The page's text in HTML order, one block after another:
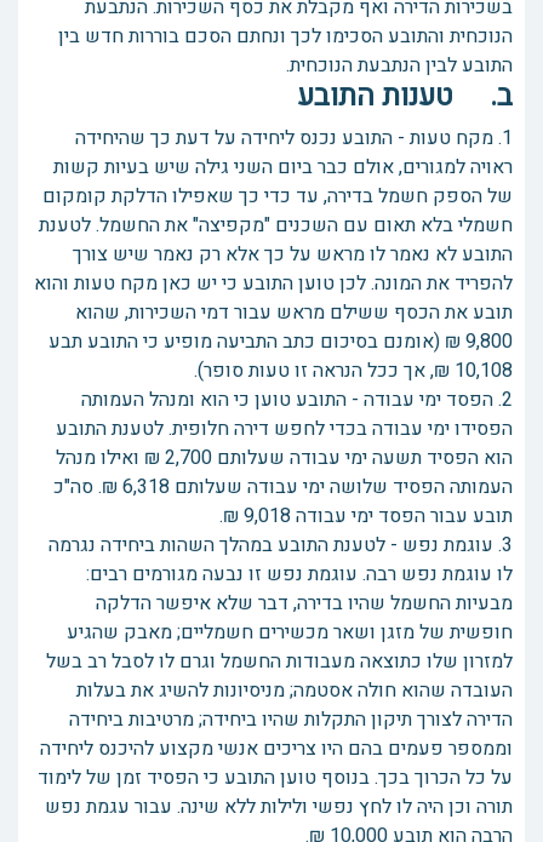
בשכירות הדירה ואף מקבלת את כסף השכירות. הנתבעת
הנוכחית והתובע הסכימו לכך ונחתם הסכם בוררות חדש בין
התובע לבין הנתבעת הנוכחית.
ב. טענות התובע
1. מקח טעות - התובע נכנס ליחידה על דעת כך שהיחידה
ראויה למגורים, אולם כבר ביום השני גילה שיש בעיות קשות
של הספק חשמל בדירה, עד כדי כך שאפילו הדלקת קומקום
חשמלי בלא תאום עם השכנים "מקפיצה" את החשמל. לטענת
התובע לא נאמר לו מראש על כך אלא רק נאמר שיש צורך
להפריד את המונה. לכן טוען התובע כי יש כאן מקח טעות והוא
תובע את הכסף ששילם מראש עבור דמי השכירות, שהוא
9,800 ₪ (אומנם בסיכום כתב התביעה מופיע כי התובע תבע
10,108 ₪, אך ככל הנראה זו טעות סופר).
2. הפסד ימי עבודה - התובע טוען כי הוא ומנהל העמותה
הפסידו ימי עבודה בכדי לחפש דירה חלופית. לטענת התובע
הוא הפסיד תשעה ימי עבודה שעלותם 2,700 ₪ ואילו מנהל
העמותה הפסיד שלושה ימי עבודה שעלותם 6,318 ₪. סה"כ
תובע עבור הפסד ימי עבודה 9,018 ₪.
3. עוגמת נפש - לטענת התובע במהלך השהות ביחידה נגרמה
לו עוגמת נפש רבה. עוגמת נפש זו נבעה מגורמים רבים:
מבעיות החשמל שהיו בדירה, דבר שלא איפשר הדלקה
חופשית של מזגן ושאר מכשירים חשמליים; מאבק שהגיע
למזרון שלו כתוצאה מעבודות החשמל וגרם לו לסבל רב בשל
העובדה שהוא חולה אסטמה; מניסיונות להשיג את בעלות
הדירה לצורך תיקון התקלות שהיו ביחידה; מרטיבות ביחידה
וממספר פעמים בהם היו צריכים אנשי מקצוע להיכנס ליחידה
על כל הכרוך בכך. בנוסף טוען התובע כי הפסיד זמן של לימוד
תורה וכן היה לו לחץ נפשי ולילות ללא שינה. עבור עגמת נפש
הרבה הוא תובע 10,000 ₪.